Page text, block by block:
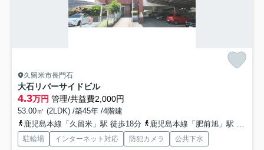
久留米市長門石
大石リバーサイドビル
4.3万円 管理/共益費2,000円
53.00㎡ (2LDK) /築45年 /4階建
鹿児島本線「久留米」駅 徒歩18分
鹿児島本線「肥前旭」駅 徒歩40分
駐輪場 インターネット対応 防犯カメラ 公共下水